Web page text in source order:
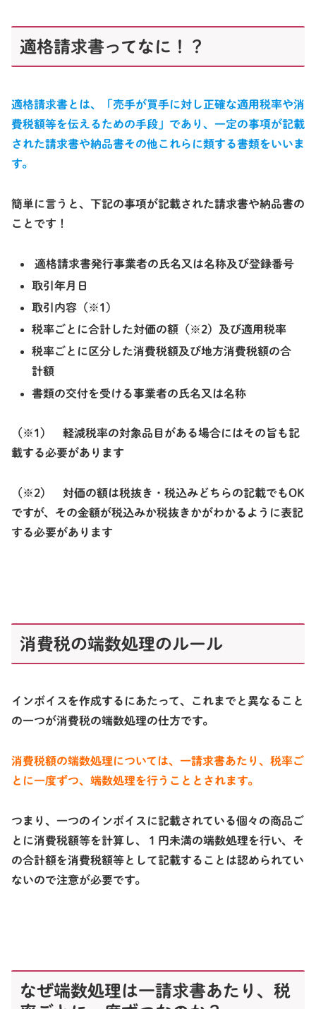
適格請求書ってなに！？
適格請求書とは、「 売手が買手に対し正確な適用税率や消
費税額等を伝えるための手段」 であり、一定の事項が記載
された請求書や納品書その他これらに類する書類をいいま
す。
簡単に言うと、下記の事項が記載された請求書や納品書の
ことです！
適格請求書発行事業者の氏名又は名称及び登録番号
取引年月日
取引内容 （※1）
税率ごとに合計した対価の額 （※2） 及び適用税率
税率ごとに区分した消費税額及び地方消費税額の合
計額
書類の交付を受ける事業者の氏名又は名称
（※1） 軽減税率の対象品目がある場合にはその旨も記
載する必要があります
（※2） 対価の額は税抜き・税込みどちらの記載でもOK
ですが、その金額が税込みか税抜きかがわかるように表記
する必要があります
消費税の端数処理のルール
インボイスを作成するにあたって、これまでと異なること
の一つが消費税の端数処理の仕方です。
消費税額の端数処理については、 一請求書あたり、税率ご
とに一度ずつ、端数処理を行うこととされます。
つまり、一つのインボイスに記載されている個々の商品ご
とに消費税額等を計算 し、 １円未満の端数処理を行い、そ
の合計額を消費税額等として記載することは認められてい
ないので注意が必要です。
なぜ端数処理は一請求書あたり、税